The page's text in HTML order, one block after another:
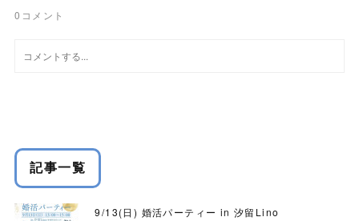
0 コメント
記事一覧
9/13(日) 婚活パーティー in 汐留Lino